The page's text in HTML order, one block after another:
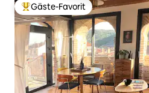
Beliebter Gäste-Favorit.
Gäste-Favorit